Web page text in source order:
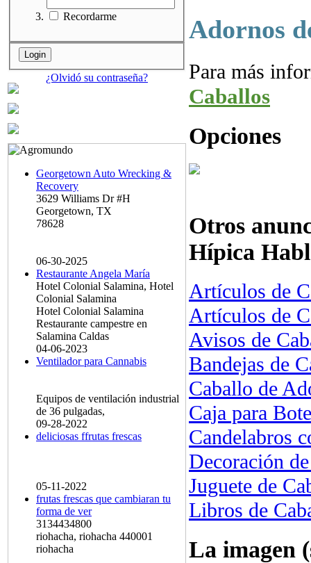
Recordarme
¿Olvidó su contraseña?
Georgetown Auto Wrecking &
Recovery
3629 Williams Dr #H
Georgetown, TX
78628
06-30-2025
Restaurante Angela María
Hotel Colonial Salamina, Hotel
Colonial Salamina
Hotel Colonial Salamina
Restaurante campestre en
Salamina Caldas
04-06-2023
Ventilador para Cannabis
Equipos de ventilación industrial
de 36 pulgadas,
09-28-2022
deliciosas ffrutas frescas
05-11-2022
frutas frescas que cambiaran tu
forma de ver
3134434800
riohacha, riohacha 440001
riohacha
Adornos
Para más
Caballos
Opciones
Otros
Hípica
Artículos de
Artículos de
Avisos de
Bandejas de
Caballo de
Caja para
Candelabros
Decoración
Juguete de
Libros de
La imagen